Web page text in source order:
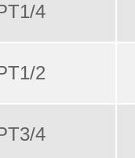
4
2
4